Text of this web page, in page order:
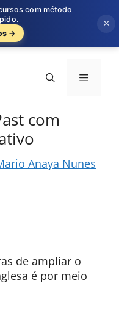
Menu
com
Anaya Nunes
de ampliar o
é por meio
com método
→
×